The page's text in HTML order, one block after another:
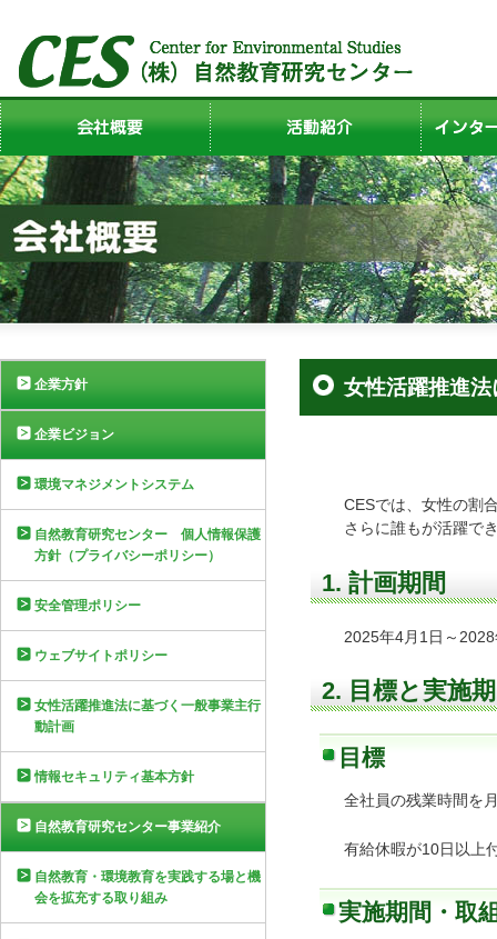
女性活躍推進
CESでは、女性の割
さらに誰もが活躍で
1. 計画期間
2025年4月1日～
2. 目標と実施
目標
全社員の残業時間を
有給休暇が10日以上
実施期間・取
企業方針
企業ビジョン
環境マネジメントシステム
自然教育研究センター 個人情報保護
方針（プライバシーポリシー）
安全管理ポリシー
ウェブサイトポリシー
女性活躍推進法に基づく一般事業主行
動計画
情報セキュリティ基本方針
自然教育研究センター事業紹介
自然教育・環境教育を実践する場と機
会を拡充する取り組み